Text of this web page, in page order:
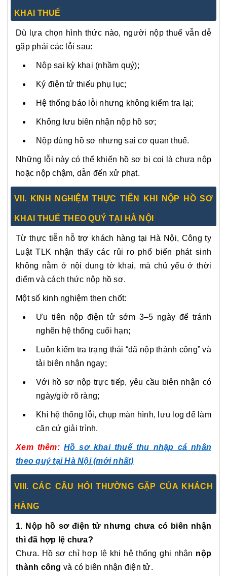
KHAI THUẾ
Dù lựa chọn hình thức nào, người nộp thuế vẫn dễ
gặp phải các lỗi sau:
Nộp sai kỳ khai (nhầm quý);
Ký điện tử thiếu phụ lục;
Hệ thống báo lỗi nhưng không kiểm tra lại;
Không lưu biên nhận nộp hồ sơ;
Nộp đúng hồ sơ nhưng sai cơ quan thuế.
Những lỗi này có thể khiến hồ sơ bị coi là chưa nộp
hoặc nộp chậm, dẫn đến xử phạt.
VII. KINH NGHIỆM THỰC TIỄN KHI NỘP HỒ SƠ
KHAI THUẾ THEO QUÝ TẠI HÀ NỘI
Từ thực tiễn hỗ trợ khách hàng tại Hà Nội, Công ty
Luật TLK nhận thấy các rủi ro phổ biến phát sinh
không nằm ở nội dung tờ khai, mà chủ yếu ở thời
điểm và cách thức nộp hồ sơ.
Một số kinh nghiệm then chốt:
Ưu tiên nộp điện tử sớm 3–5 ngày để tránh
nghẽn hệ thống cuối hạn;
Luôn kiểm tra trạng thái “đã nộp thành công” và
tải biên nhận ngay;
Với hồ sơ nộp trực tiếp, yêu cầu biên nhận có
ngày/giờ rõ ràng;
Khi hệ thống lỗi, chụp màn hình, lưu log để làm
căn cứ giải trình.
Xem thêm: Hồ sơ khai thuế thu nhập cá nhân
theo quý tại Hà Nội (mới nhất)
VIII. CÁC CÂU HỎI THƯỜNG GẶP CỦA KHÁCH
HÀNG
1. Nộp hồ sơ điện tử nhưng chưa có biên nhận
thì đã hợp lệ chưa?
Chưa. Hồ sơ chỉ hợp lệ khi hệ thống ghi nhận nộp
thành công và có biên nhận điện tử.